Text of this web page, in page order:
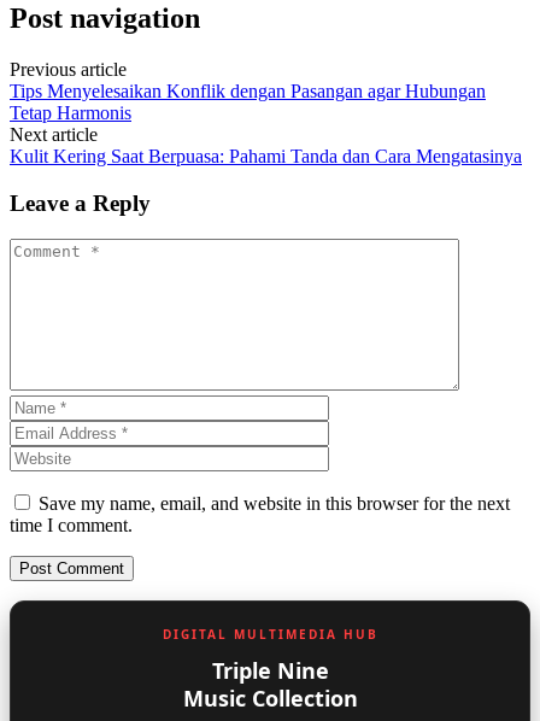
Post navigation
Previous article
Tips Menyelesaikan Konflik dengan Pasangan agar Hubungan
Tetap Harmonis
Next article
Kulit Kering Saat Berpuasa: Pahami Tanda dan Cara Mengatasinya
Leave a Reply
Save my name, email, and website in this browser for the next
time I comment.
DIGITAL MULTIMEDIA HUB
Triple Nine
Music Collection